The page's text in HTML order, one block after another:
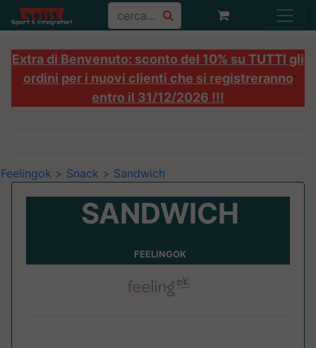
Extra di Benvenuto: sconto del 10% su TUTTI gli
ordini per i nuovi clienti che si registreranno
entro il 31/12/2026 !!!
Feelingok > Snack > Sandwich
SANDWICH
FEELINGOK